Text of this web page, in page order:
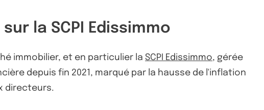
la SCPI Edissimmo
immobilier, et en particulier la SCPI Edissimmo, gérée
depuis fin 2021, marqué par la hausse de l'inflation
directeurs.